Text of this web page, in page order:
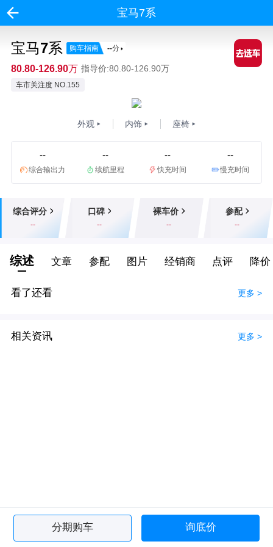
宝马7系
宝马7系 购车指南 --分
80.80-126.90万 指导价:80.80-126.90万
车市关注度 NO.155
外观 内饰 座椅
--
综合输出力
--
续航里程
--
快充时间
--
慢充时间
综合评分
--
口碑
--
裸车价
--
参配
--
综述 文章 参配 图片 经销商 点评 降价
看了还看 更多 >
相关资讯 更多 >
分期购车 询底价